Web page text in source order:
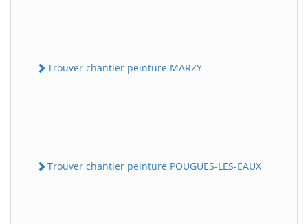
Trouver chantier peinture MARZY
Trouver chantier peinture POUGUES-LES-EAUX